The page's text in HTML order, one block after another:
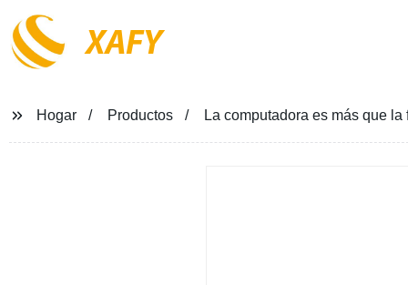
XAFY
Hogar Productos La computadora es más que